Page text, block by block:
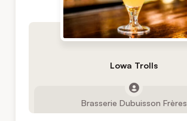
Lowa Trolls
Brasserie Dubuisson Frères